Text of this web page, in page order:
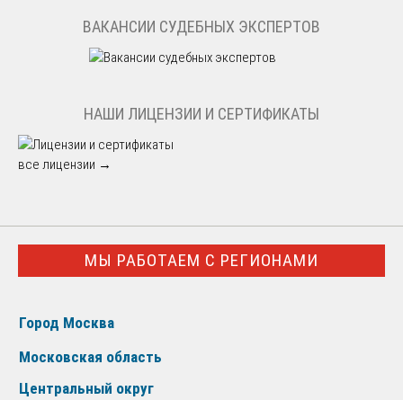
ВАКАНСИИ СУДЕБНЫХ ЭКСПЕРТОВ
НАШИ ЛИЦЕНЗИИ И СЕРТИФИКАТЫ
все лицензии →
МЫ РАБОТАЕМ С РЕГИОНАМИ
Город Москва
Московская область
Центральный округ